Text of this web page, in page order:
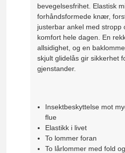
bevegelsesfrihet. Elastisk
forhåndsformede knær,
justerbar ankel med stropp
komfort hele dagen. En
allsidighet, og en
skjult glidelås gir sikkerhet
gjenstander.
Insektbeskyttelse mot
flue
Elastikk i livet
To lommer foran
To lårlommer med fold